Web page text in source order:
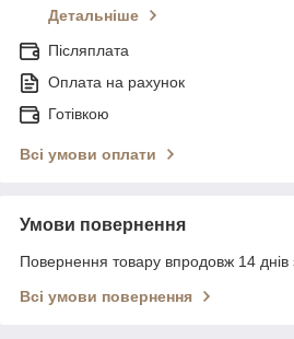
Детальніше
Післяплата
Оплата на рахунок
Готівкою
Всі умови оплати
Умови повернення
Повернення товару впродовж 14 днів
Всі умови повернення